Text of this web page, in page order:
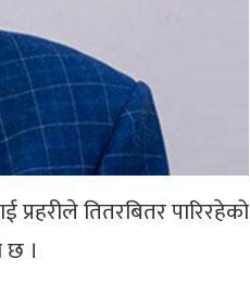
तितरबितर पारिरहेको
छ ।